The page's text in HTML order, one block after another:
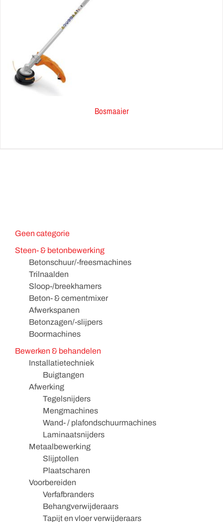
Bosmaaier
Geen categorie
Steen- & betonbewerking
Betonschuur/-freesmachines
Trilnaalden
Sloop-/breekhamers
Beton- & cementmixer
Afwerkspanen
Betonzagen/-slijpers
Boormachines
Bewerken & behandelen
Installatietechniek
Buigtangen
Afwerking
Tegelsnijders
Mengmachines
Wand- / plafondschuurmachines
Laminaatsnijders
Metaalbewerking
Slijptollen
Plaatscharen
Voorbereiden
Verfafbranders
Behangverwijderaars
Tapijt en vloer verwijderaars